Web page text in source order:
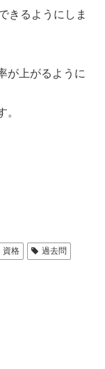
きるようにしま
が上がるように
。
資格 過去問